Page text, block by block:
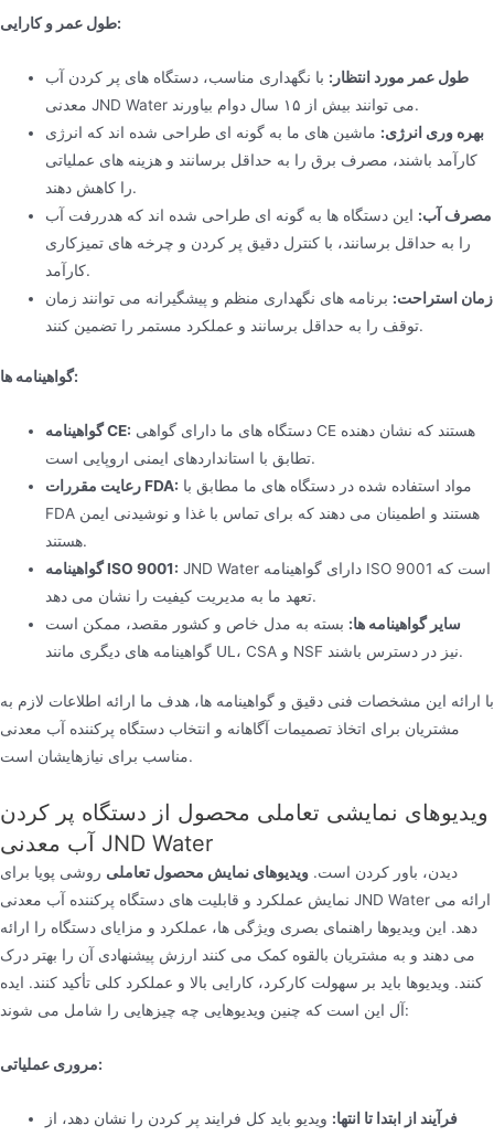
طول عمر و کارایی:
طول عمر مورد انتظار: با نگهداری مناسب، دستگاه های پر کردن آب
معدنی JND Water می توانند بیش از ۱۵ سال دوام بیاورند.
بهره وری انرژی: ماشین های ما به گونه ای طراحی شده اند که انرژی
کارآمد باشند، مصرف برق را به حداقل برسانند و هزینه های عملیاتی
را کاهش دهند.
مصرف آب: این دستگاه ها به گونه ای طراحی شده اند که هدررفت آب
را به حداقل برسانند، با کنترل دقیق پر کردن و چرخه های تمیزکاری
کارآمد.
زمان استراحت: برنامه های نگهداری منظم و پیشگیرانه می توانند زمان
توقف را به حداقل برسانند و عملکرد مستمر را تضمین کنند.
گواهینامه ها:
گواهینامه CE:
تطابق با استانداردهای ایمنی اروپایی است.
رعایت مقررات FDA:
FDA هستند و اطمینان می دهند که برای تماس با غذا و نوشیدنی ایمن
هستند.
گواهینامه ISO 9001: JND Water دارای گواهینامه ISO 9001 است که
تعهد ما به مدیریت کیفیت را نشان می دهد.
سایر گواهینامه ها: بسته به مدل خاص و کشور مقصد، ممکن است
گواهینامه های دیگری مانند UL، CSA و NSF نیز در دسترس باشند.
با ارائه این مشخصات فنی دقیق و گواهینامه ها، هدف ما ارائه اطلاعات لازم به
مشتریان برای اتخاذ تصمیمات آگاهانه و انتخاب دستگاه پرکننده آب معدنی
مناسب برای نیازهایشان است.
ویدیوهای نمایشی تعاملی محصول از دستگاه پر کردن
آب معدنی JND Water
دیدن، باور کردن است. ویدیوهای نمایش محصول تعاملی روشی پویا برای
نمایش عملکرد و قابلیت های دستگاه پرکننده آب معدنی JND Water ارائه می
دهد. این ویدیوها راهنمای بصری ویژگی ها، عملکرد و مزایای دستگاه را ارائه
می دهند و به مشتریان بالقوه کمک می کنند ارزش پیشنهادی آن را بهتر درک
کنند. ویدیوها باید بر سهولت کارکرد، کارایی بالا و عملکرد کلی تأکید کنند. ایده
آل این است که چنین ویدیوهایی چه چیزهایی را شامل می شوند:
مروری عملیاتی:
فرآیند از ابتدا تا انتها: ویدیو باید کل فرایند پر کردن را نشان دهد، از